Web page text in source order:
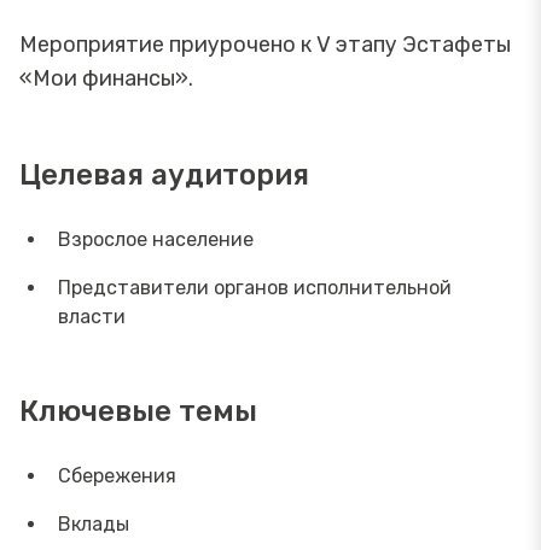
Мероприятие приурочено к V этапу Эстафеты
«Мои финансы».
Целевая аудитория
Взрослое население
Представители органов исполнительной
власти
Ключевые темы
Сбережения
Вклады